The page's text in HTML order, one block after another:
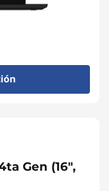
Gen (16",